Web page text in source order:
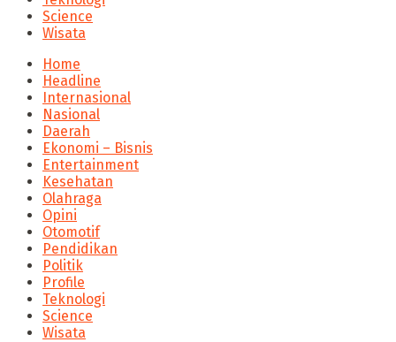
Science
Wisata
Home
Headline
Internasional
Nasional
Daerah
Ekonomi – Bisnis
Entertainment
Kesehatan
Olahraga
Opini
Otomotif
Pendidikan
Politik
Profile
Teknologi
Science
Wisata